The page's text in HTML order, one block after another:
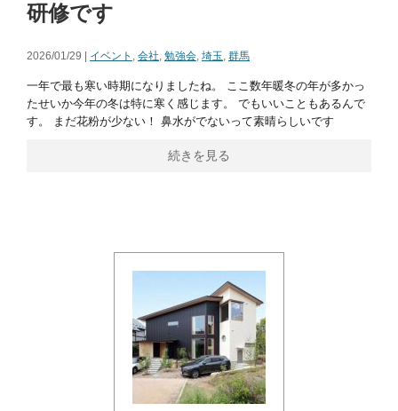
研修です
2026/01/29 | イベント , 会社, 勉強会, 埼玉, 群馬
一年で最も寒い時期になりましたね。 ここ数年暖冬の年が多かっ
たせいか今年の冬は特に寒く感じます。 でもいいこともあるんで
す。 まだ花粉が少ない！ 鼻水がでないって素晴らしいです
続きを見る